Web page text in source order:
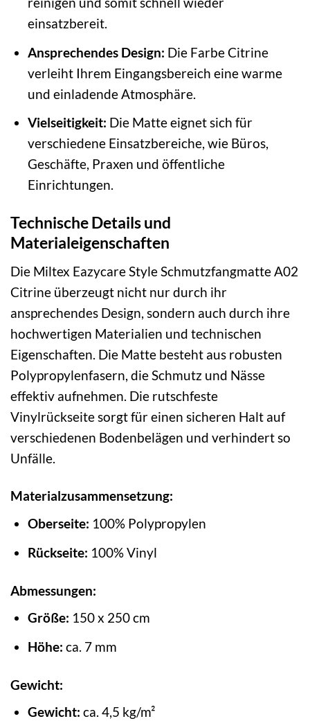
einsatzbereit.
Ansprechendes Design: Die Farbe Citrine
verleiht Ihrem Eingangsbereich eine warme
und einladende Atmosphäre.
Vielseitigkeit: Die Matte eignet sich für
verschiedene Einsatzbereiche, wie Büros,
Geschäfte, Praxen und öffentliche
Einrichtungen.
Technische Details und
Materialeigenschaften
Die Miltex Eazycare Style Schmutzfangmatte A02
Citrine überzeugt nicht nur durch ihr
ansprechendes Design, sondern auch durch ihre
hochwertigen Materialien und technischen
Eigenschaften. Die Matte besteht aus robusten
Polypropylenfasern, die Schmutz und Nässe
effektiv aufnehmen. Die rutschfeste
Vinylrückseite sorgt für einen sicheren Halt auf
verschiedenen Bodenbelägen und verhindert so
Unfälle.
Materialzusammensetzung:
Oberseite: 100% Polypropylen
Rückseite: 100% Vinyl
Abmessungen:
Größe: 150 x 250 cm
Höhe: ca. 7 mm
Gewicht:
Gewicht: ca. 4,5 kg/m²